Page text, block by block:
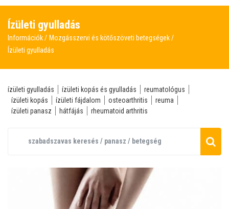
Ízületi gyulladás
Információk
Mozgásszervi és kötőszöveti betegségek
Ízületi gyulladás
ízületi gyulladás ízületi kopás és gyulladás
reumatológus
ízületi kopás
ízületi fájdalom osteoarthritis
reuma
ízületi panasz
hátfájás rheumatoid arthritis